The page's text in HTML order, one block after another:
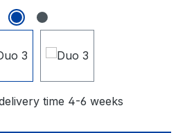
time 4-6 weeks